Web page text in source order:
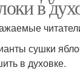
в
сушки
в духовке.